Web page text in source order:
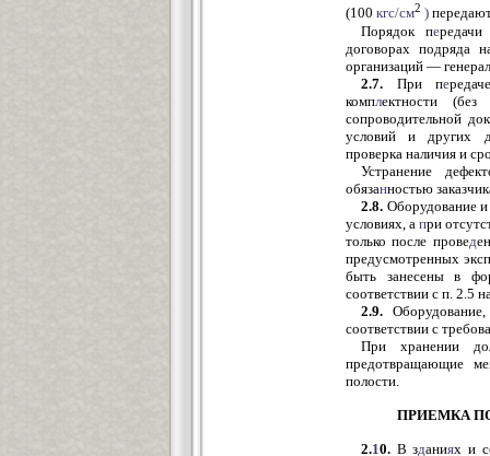
(100 кгс/см2 )
Порядок пе
договорах подряда
организаций —
2.7. При пе
комплектности
сопроводительной
условий и других
проверка наличия и
Устранение
обязанностью
2.8. Оборудование и
условиях, а при
только после провед
предусмотренных
быть занесены в
соответствии с п. 2.5
2.9.
соответствии с
При хранении
предотвращающие
полости.
ПРИЕМКА
2.10. В зданиях и